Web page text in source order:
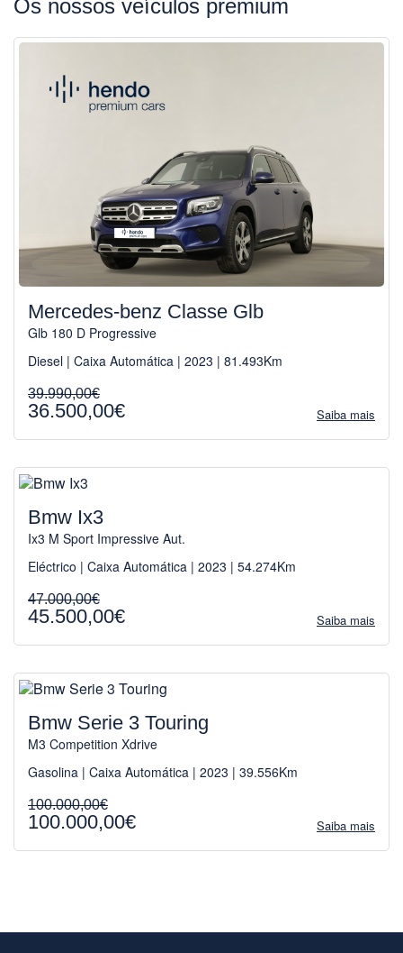
Os nossos veículos premium
Mercedes-benz Classe Glb
Glb 180 D Progressive
Diesel | Caixa Automática | 2023 | 81.493Km
39.990,00€
36.500,00€ Saiba mais
Bmw Ix3
Ix3 M Sport Impressive Aut.
Eléctrico | Caixa Automática | 2023 | 54.274Km
47.000,00€
45.500,00€ Saiba mais
Bmw Serie 3 Touring
M3 Competition Xdrive
Gasolina | Caixa Automática | 2023 | 39.556Km
100.000,00€
100.000,00€ Saiba mais